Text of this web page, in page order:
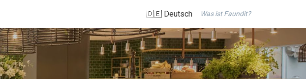
🇩🇪 Deutsch Was ist Faundit?